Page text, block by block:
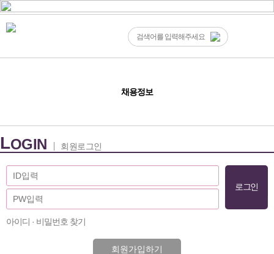
채용정보
LOGIN 회원로그인
아이디 · 비밀번호 찾기
회원가입하기